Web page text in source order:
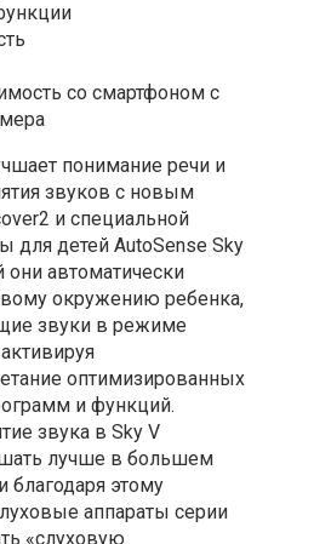
со смартфоном с
понимание речи и
звуков с новым
и специальной
для детей AutoSense Sky
они автоматически
окружению ребенка,
звуки в режиме
оптимизированных
и функций.
звука в Sky V
лучше в большем
благодаря этому
аппараты серии
«слуховую